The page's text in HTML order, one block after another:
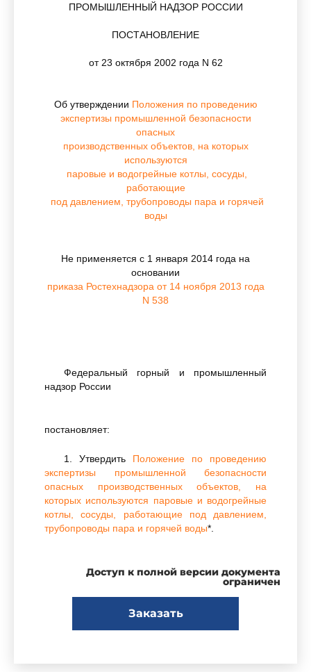
ПРОМЫШЛЕННЫЙ НАДЗОР РОССИИ
ПОСТАНОВЛЕНИЕ
от 23 октября 2002 года N 62
Об утверждении Положения по проведению
экспертизы промышленной безопасности
опасных
производственных объектов, на которых
используются
паровые и водогрейные котлы, сосуды,
работающие
под давлением, трубопроводы пара и горячей
воды
Не применяется с 1 января 2014 года на
основании
приказа Ростехнадзора от 14 ноября 2013 года
N 538
Федеральный горный и промышленный
надзор России
постановляет:
1. Утвердить Положение по проведению
экспертизы промышленной безопасности
опасных производственных объектов, на
которых используются паровые и водогрейные
котлы, сосуды, работающие под давлением,
трубопроводы пара и горячей воды*.
* Госгортехнадзором России "Положению
по проведению экспертизы промышленной
безопасности опасных производственных
объектов, на которых используются паровые и
Доступ к полной версии документа
ограничен
Заказать